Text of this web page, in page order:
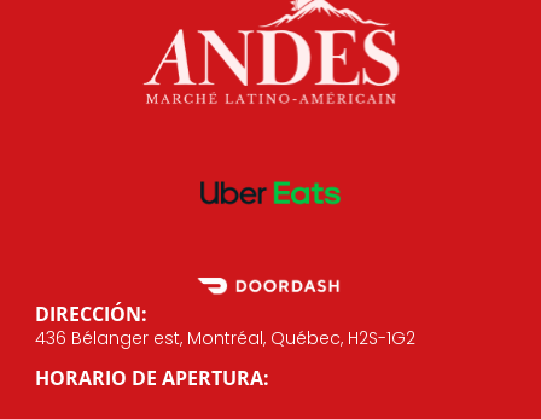
DIRECCIÓN:
436 Bélanger est, Montréal, Québec, H2S-1G2
HORARIO DE APERTURA: